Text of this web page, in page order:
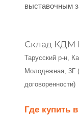
выставочным
Склад КДМ
Тарусский р-н,
Молодежная, 3Г
договоренности)
Где купить